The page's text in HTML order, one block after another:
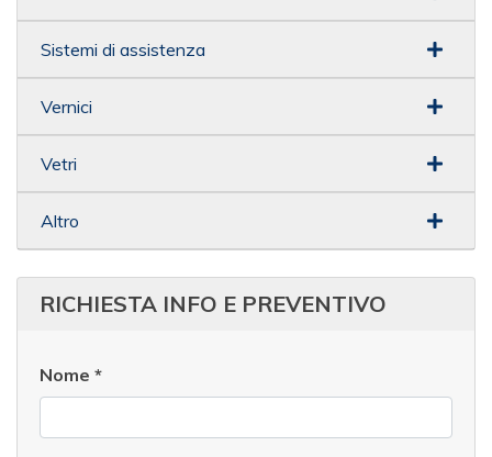
Sistemi di assistenza
Vernici
Vetri
Altro
RICHIESTA INFO E PREVENTIVO
Nome *